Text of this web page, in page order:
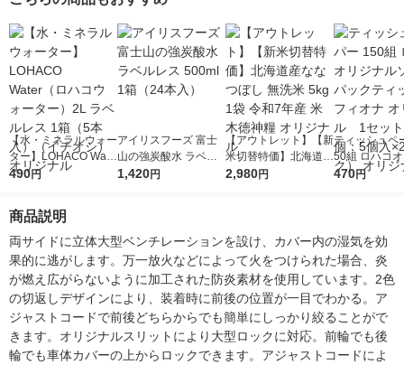
【水・ミネラルウォー
ター】LOHACO Wate
r（ロハコウォータ
シ） オリジナル
490円
アイリスフーズ 富士
山の強炭酸水 ラベル
レス 500ml 1箱（24
1,420円
【アウトレット】【新
米切替特価】北海道産
ななつぼし 無洗米 5k
2,980円
ティッシュペ
50組 ロハコ
ルソフトパッ
オリジナル
470円
商品説明
両サイドに立体大型ベンチレーションを設け、カバー内の湿気を効
果的に逃がします。万一放火などによって火をつけられた場合、炎
が燃え広がらないように加工された防炎素材を使用しています。2色
の切返しデザインにより、装着時に前後の位置が一目でわかる。ア
ジャストコードで前後どちらからでも簡単にしっかり絞ることがで
きます。オリジナルスリットにより大型ロックに対応。前輪でも後
輪でも車体カバーの上からロックできます。アジャストコードによ